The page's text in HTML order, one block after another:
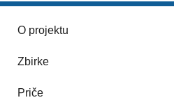
O projektu
Zbirke
Priče